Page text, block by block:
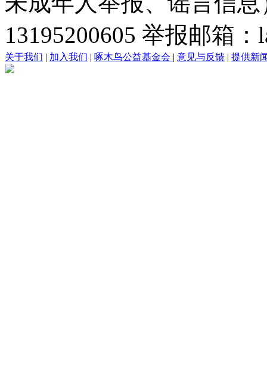
13195200605 举报邮箱
关于我们 | 加入我们 | 啄木鸟公益基金会 | 意见与反馈 | 提供新